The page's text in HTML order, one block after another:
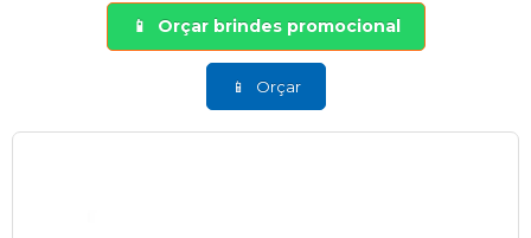
Orçar brindes promocional
Orçar